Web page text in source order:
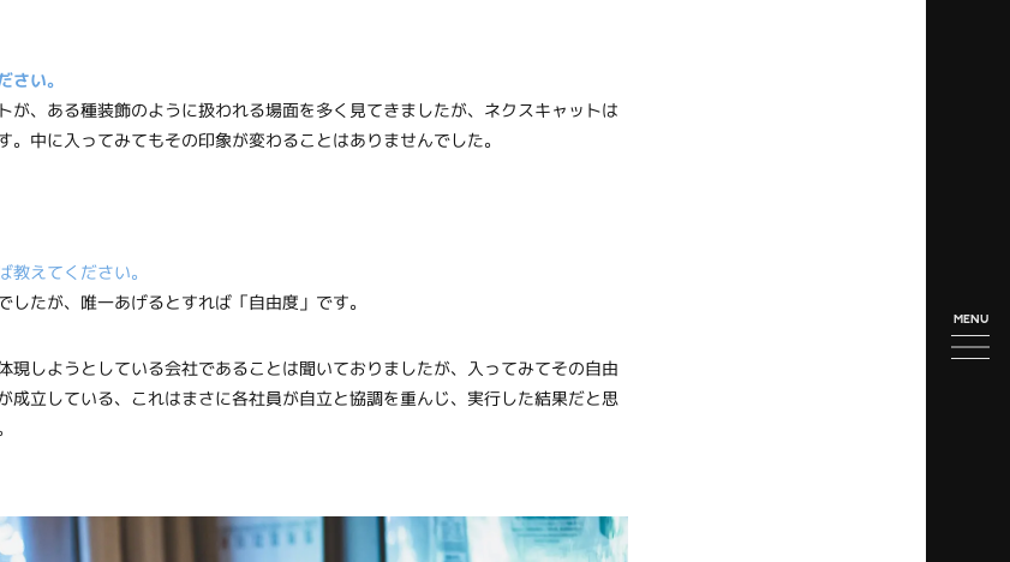
MENU
い。
が、ある種装飾のように扱われる場面を多く見てきましたが、ネクスキャットは
。中に入ってみてもその印象が変わることはありませんでした。
えてください。
たが、唯一あげるとすれば「自由度」です。
現しようとしている会社であることは聞いておりましたが、入ってみてその自由
成立している、これはまさに各社員が自立と協調を重んじ、実行した結果だと思